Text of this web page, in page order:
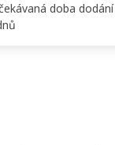
doba